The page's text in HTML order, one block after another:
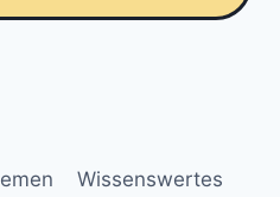
Wissenswertes